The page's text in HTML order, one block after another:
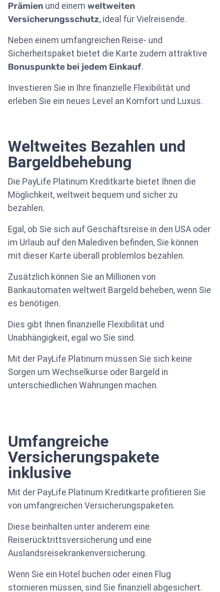
Prämien und einem weltweiten
Versicherungsschutz, ideal für Vielreisende.
Neben einem umfangreichen Reise- und
Sicherheitspaket bietet die Karte zudem attraktive
Bonuspunkte bei jedem Einkauf.
Investieren Sie in Ihre finanzielle Flexibilität und
erleben Sie ein neues Level an Komfort und Luxus.
Weltweites Bezahlen und
Bargeldbehebung
Die PayLife Platinum Kreditkarte bietet Ihnen die
Möglichkeit, weltweit bequem und sicher zu
bezahlen.
Egal, ob Sie sich auf Geschäftsreise in den USA oder
im Urlaub auf den Malediven befinden, Sie können
mit dieser Karte überall problemlos bezahlen.
Zusätzlich können Sie an Millionen von
Bankautomaten weltweit Bargeld beheben, wenn Sie
es benötigen.
Dies gibt Ihnen finanzielle Flexibilität und
Unabhängigkeit, egal wo Sie sind.
Mit der PayLife Platinum müssen Sie sich keine
Sorgen um Wechselkurse oder Bargeld in
unterschiedlichen Währungen machen.
Umfangreiche
Versicherungspakete
inklusive
Mit der PayLife Platinum Kreditkarte profitieren Sie
von umfangreichen Versicherungspaketen.
Diese beinhalten unter anderem eine
Reiserücktrittsversicherung und eine
Auslandsreisekrankenversicherung.
Wenn Sie ein Hotel buchen oder einen Flug
stornieren müssen, sind Sie finanziell abgesichert.